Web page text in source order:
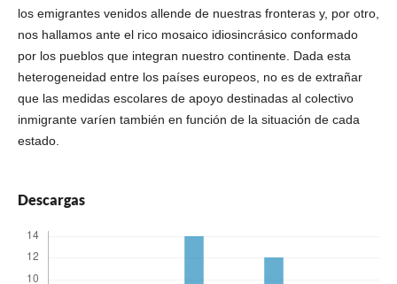
los emigrantes venidos allende de nuestras fronteras y, por otro,
nos hallamos ante el rico mosaico idiosincrásico conformado
por los pueblos que integran nuestro continente. Dada esta
heterogeneidad entre los países europeos, no es de extrañar
que las medidas escolares de apoyo destinadas al colectivo
inmigrante varíen también en función de la situación de cada
estado.
Descargas